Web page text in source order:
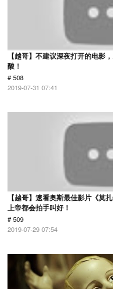
【越哥】不建议深夜打开的电影
酸！
# 508
2019-07-31 07:41
【越哥】速看奥斯最佳影片《莫
上帝都会拍手叫好！
# 509
2019-07-29 07:54